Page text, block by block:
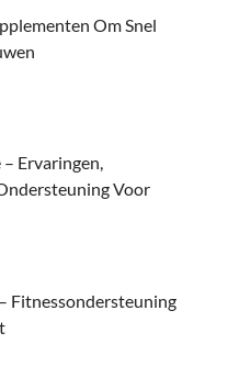
Om Snel
Ervaringen,
Voor
Fitnessondersteuning